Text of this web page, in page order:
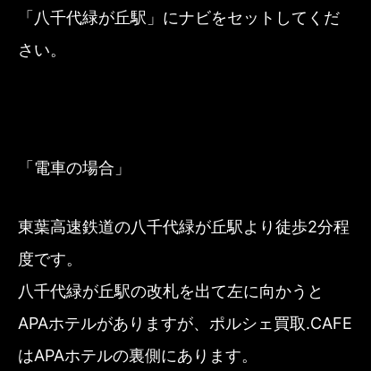
「八千代緑が丘駅」にナビをセットしてくだ
さい。
「電車の場合」
東葉高速鉄道の八千代緑が丘駅より徒歩2分程
度です。
八千代緑が丘駅の改札を出て左に向かうと
APAホテルがありますが、ポルシェ買取.CAFE
はAPAホテルの裏側にあります。